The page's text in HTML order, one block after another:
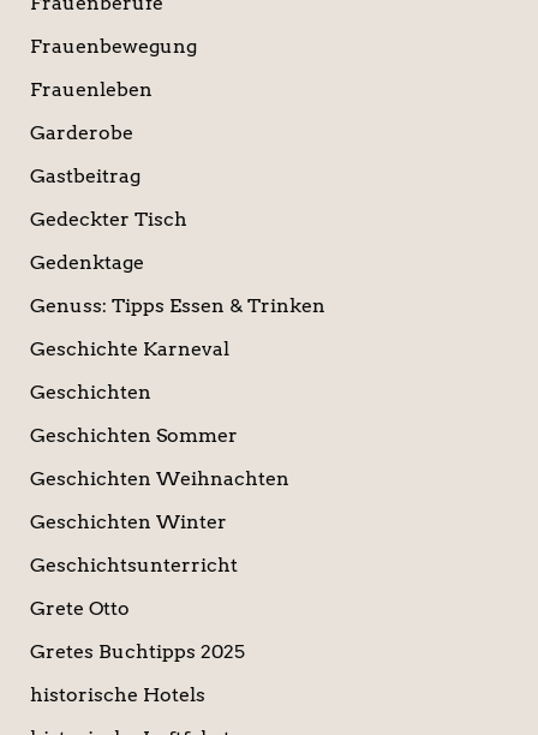
Frauenbewegung
Frauenleben
Garderobe
Gastbeitrag
Gedeckter Tisch
Gedenktage
Genuss: Tipps Essen & Trinken
Geschichte Karneval
Geschichten
Geschichten Sommer
Geschichten Weihnachten
Geschichten Winter
Geschichtsunterricht
Grete Otto
Gretes Buchtipps 2025
historische Hotels